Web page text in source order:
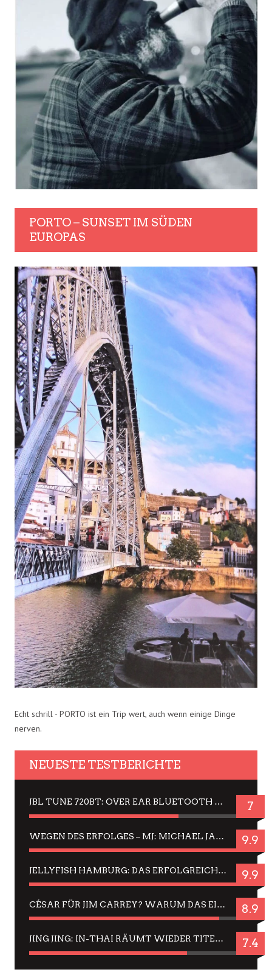
PORTO – SUNSET IM SÜDEN
EUROPAS
Echt schrill - PORTO ist ein Trip wert, auch wenn einige Dinge
nerven.
NEUESTE TESTBERICHTE
JBL TUNE 720BT: OVER EAR BLUETOOTH KOPFHÖRER UM DIE 50,-€ IM DAUER-TEST 7
WEGEN DES ERFOLGES – MJ: MICHAEL JACKSON MUSICAL IN EINER MATINEE SEHEN 9.9
JELLYFISH HAMBURG: DAS ERFOLGREICHE SOMMER-MENÜ 2025 IN GEFÜHLEN UND BILDERN 9.9
CÉSAR FÜR JIM CARREY? WARUM DAS EINER DER NERVIGSTEN ACTORS IST UND BLEIBT 8.9
JING JING: IN-THAI RÄUMT WIEDER TITEL AB – EIN ZWEI-STUNDEN-ERLEBNISBERICHT 7.4